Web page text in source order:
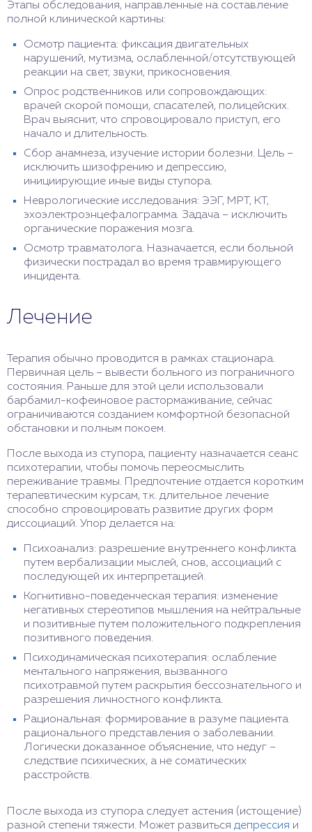
Этапы обследования, направленные на составление
полной клинической картины:
Осмотр пациента: фиксация двигательных
нарушений, мутизма, ослабленной/отсутствующей
реакции на свет, звуки, прикосновения.
Опрос родственников или сопровождающих:
врачей скорой помощи, спасателей, полицейских.
Врач выяснит, что спровоцировало приступ, его
начало и длительность.
Сбор анамнеза, изучение истории болезни. Цель –
исключить шизофрению и депрессию,
инициирующие иные виды ступора.
Неврологические исследования: ЭЭГ, МРТ, КТ,
эхоэлектроэнцефалограмма. Задача – исключить
органические поражения мозга.
Осмотр травматолога. Назначается, если больной
физически пострадал во время травмирующего
инцидента.
Лечение
Терапия обычно проводится в рамках стационара.
Первичная цель – вывести больного из пограничного
состояния. Раньше для этой цели использовали
барбамил-кофеиновое растормаживание, сейчас
ограничиваются созданием комфортной безопасной
обстановки и полным покоем.
После выхода из ступора, пациенту назначается сеанс
психотерапии, чтобы помочь переосмыслить
переживание травмы. Предпочтение отдается коротким
терапевтическим курсам, т.к. длительное лечение
способно спровоцировать развитие других форм
диссоциаций. Упор делается на:
Психоанализ: разрешение внутреннего конфликта
путем вербализации мыслей, снов, ассоциаций с
последующей их интерпретацией.
Когнитивно-поведенческая терапия: изменение
негативных стереотипов мышления на нейтральные
и позитивные путем положительного подкрепления
позитивного поведения.
Психодинамическая психотерапия: ослабление
ментального напряжения, вызванного
психотравмой путем раскрытия бессознательного и
разрешения личностного конфликта.
Рациональная: формирование в разуме пациента
рационального представления о заболевании.
Логически доказанное объяснение, что недуг –
следствие психических, а не соматических
расстройств.
После выхода из ступора следует астения (истощение)
разной степени тяжести. Может развиться депрессия и